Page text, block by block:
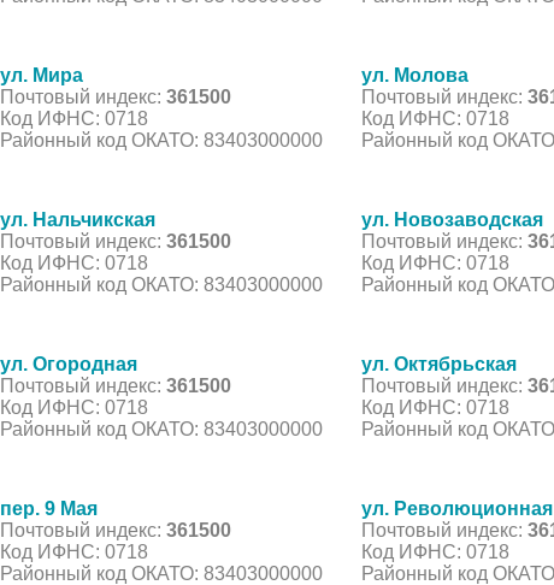
ул. Мира
Почтовый индекс: 361500
Код ИФНС: 0718
Районный код ОКАТО: 83403000000
ул. Молова
Почтовый индекс:
Код ИФНС: 0718
Районный код
ул. Нальчикская
Почтовый индекс: 361500
Код ИФНС: 0718
Районный код ОКАТО: 83403000000
ул. Новозаводская
Почтовый индекс:
Код ИФНС: 0718
Районный код
ул. Огородная
Почтовый индекс: 361500
Код ИФНС: 0718
Районный код ОКАТО: 83403000000
ул. Октябрьская
Почтовый индекс:
Код ИФНС: 0718
Районный код
пер. 9 Мая
Почтовый индекс: 361500
Код ИФНС: 0718
Районный код ОКАТО: 83403000000
ул. Революционная
Почтовый индекс:
Код ИФНС: 0718
Районный код